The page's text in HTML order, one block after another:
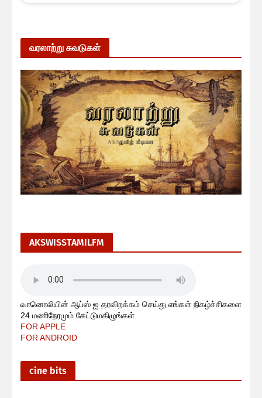
வரலாற்று சுவடுகள்
AKSWISSTAMILFM
வானொலியின் ஆப்ஸ் ஐ தரவிறக்கம் செய்து எங்கள் நிகழ்ச்சிகளை
24 மணிநேரமும் கேட்டுமகிழுங்கள்
FOR APPLE
FOR ANDROID
cine bits